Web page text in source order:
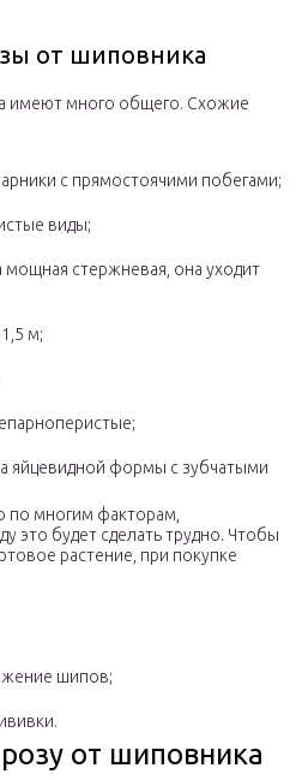
от шиповника
имеют много общего. Схожие
с прямостоячими побегами;
виды;
мощная стержневая, она уходит
м;
яйцевидной формы с зубчатыми
по многим факторам,
это будет сделать трудно. Чтобы
растение, при покупке
шипов;
от шиповника